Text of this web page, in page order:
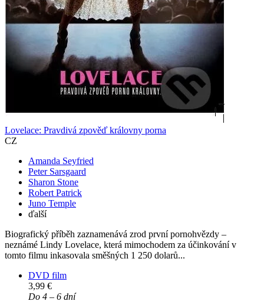
Lovelace: Pravdivá zpověď královny porna
CZ
Amanda Seyfried
Peter Sarsgaard
Sharon Stone
Robert Patrick
Juno Temple
ďalší
Biografický příběh zaznamenává zrod první pornohvězdy –
neznámé Lindy Lovelace, která mimochodem za účinkování v
tomto filmu inkasovala směšných 1 250 dolarů...
DVD film
3,99 €
Do 4 – 6 dní